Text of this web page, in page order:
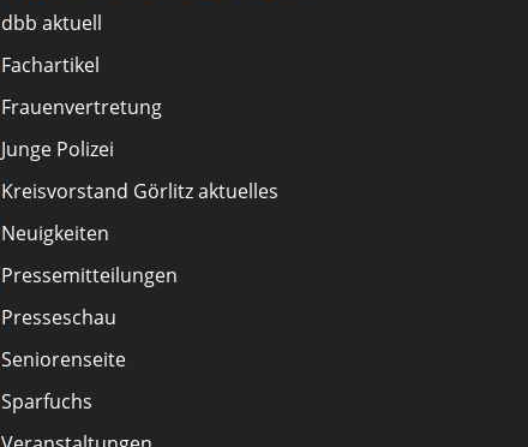
dbb aktuell
Fachartikel
Frauenvertretung
Junge Polizei
Kreisvorstand Görlitz aktuelles
Neuigkeiten
Pressemitteilungen
Presseschau
Seniorenseite
Sparfuchs